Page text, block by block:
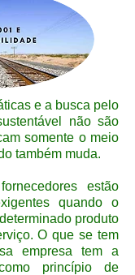
e a busca pelo
não são
somente o meio
também muda.
estão
quando o
produto
O que se tem
empresa tem a
princípio de